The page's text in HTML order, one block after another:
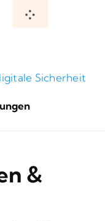
Toggle
Sicherheit
&